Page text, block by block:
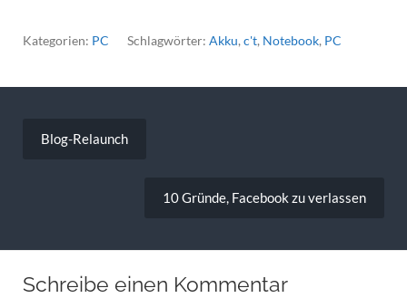
Kategorien: PC Schlagwörter: Akku,c't, Notebook, PC
Blog-Relaunch
10 Gründe, Facebook zu verlassen
Schreibe einen Kommentar